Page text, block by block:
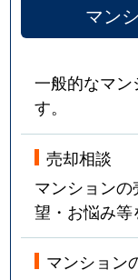
マン
一般的なマン
す。
売却相談
マンション
望・お悩み等
マンション